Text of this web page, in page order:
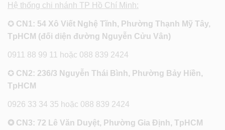
Hệ thống chi nhánh TP Hồ Chí Minh:
✪ CN1: 54 Xô Viết Nghệ Tĩnh, Phường Thạnh Mỹ Tây,
TpHCM (đối diện đường Nguyễn Cửu Vân)
0911 88 99 11 hoặc 088 839 2424
✪ CN2: 236/3 Nguyễn Thái Bình, Phường Bảy Hiền,
TpHCM
0926 33 34 35 hoặc 088 839 2424
✪ CN3: 72 Lê Văn Duyệt, Phường Gia Định, TpHCM